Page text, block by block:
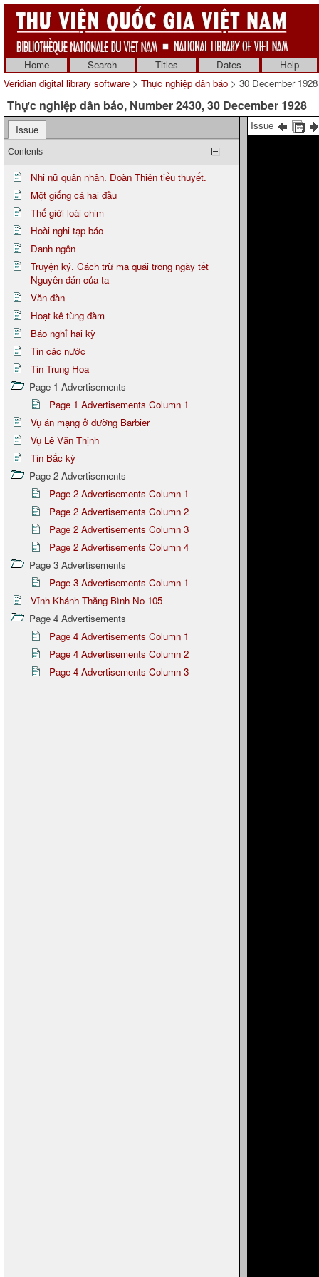
Home Search Titles Dates
Help
Veridian digital library software > Thực nghiệp dân báo > 30 December 1928
Thực nghiệp dân báo, Number 2430, 30 December 1928
Issue
Contents
Nhi nữ quân nhân. Đoàn Thiên tiểu thuyết.
Một giống cá hai đầu
Thế giới loài chim
Hoài nghi tạp báo
Danh ngôn
Truyện ký. Cách trừ ma quái trong ngày tết
Nguyên đán của ta
Văn đàn
Hoạt kê tùng đàm
Báo nghỉ hai kỳ
Tin các nước
Tin Trung Hoa
Page 1 Advertisements
Page 1 Advertisements Column 1
Vụ án mạng ở đường Barbier
Vụ Lê Văn Thịnh
Tin Bắc kỳ
Page 2 Advertisements
Page 2 Advertisements Column 1
Page 2 Advertisements Column 2
Page 2 Advertisements Column 3
Page 2 Advertisements Column 4
Page 3 Advertisements
Page 3 Advertisements Column 1
Vĩnh Khánh Thăng Bình No 105
Page 4 Advertisements
Page 4 Advertisements Column 1
Page 4 Advertisements Column 2
Page 4 Advertisements Column 3
Issue